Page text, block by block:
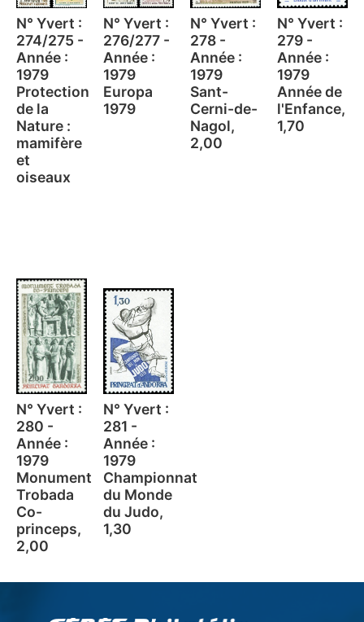
N° Yvert :
274/275 -
Année :
1979
Protection
de la
Nature :
mamifère
et
oiseaux
N° Yvert :
276/277 -
Année :
1979
Europa
1979
N° Yvert :
278 -
Année :
1979
Sant-
Cerni-de-
Nagol,
2,00
N° Yvert :
279 -
Année :
1979
Année de
l'Enfance,
1,70
N° Yvert :
280 -
Année :
1979
Monument
Trobada
Co-
princeps,
2,00
N° Yvert :
281 -
Année :
1979
Championnat
du Monde
du Judo,
1,30